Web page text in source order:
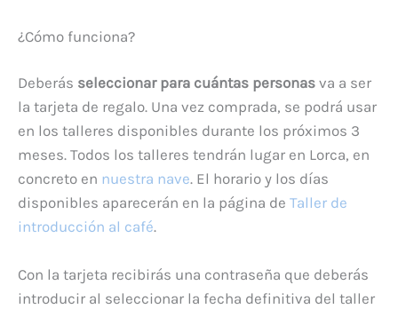
¿Cómo funciona?
Deberás seleccionar para cuántas personas va a ser
la tarjeta de regalo. Una vez comprada, se podrá usar
en los talleres disponibles durante los próximos 3
meses. Todos los talleres tendrán lugar en Lorca, en
concreto en nuestra nave. El horario y los días
disponibles aparecerán en la página de Taller de
introducción al café.
Con la tarjeta recibirás una contraseña que deberás
introducir al seleccionar la fecha definitiva del taller